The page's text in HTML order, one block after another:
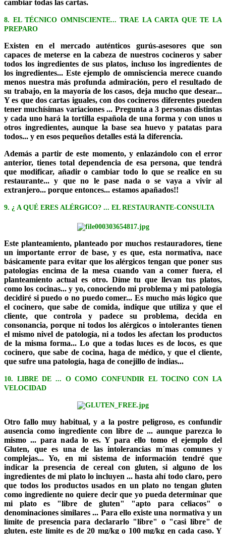
cambiar todas las cartas.
8. EL TÉCNICO OMNISCIENTE... TRAE LA CARTA QUE TE LA
PREPARO
Existen en el mercado auténticos gurús-asesores que son
capaces de meterse en la cabeza de nuestros cocineros y saber
todos los ingredientes de sus platos, incluso los ingredientes de
los ingredientes... Este ejemplo de omnisciencia merece cuando
menos nuestra más profunda admiración, pero el resultado de
su trabajo, en la mayoría de los casos, deja mucho que desear...
Y es que dos cartas iguales, con dos cocineros diferentes pueden
tener muchísimas variaciones ... Pregunta a 3 personas distintas
y cada uno hará la tortilla española de una forma y con unos u
otros ingredientes, aunque la base sea huevo y patatas para
todos... y en esos pequeños detalles está la diferencia.
Además a partir de este momento, y enlazándolo con el error
anterior, tienes total dependencia de esa persona, que tendrá
que modificar, añadir o cambiar todo lo que se realice en su
restaurante... y que no le pase nada o se vaya a vivir al
extranjero... porque entonces... estamos apañados!!
9. ¿ A QUÉ ERES ALÉRGICO? ... EL RESTAURANTE-CONSULTA
Este planteamiento, planteado por muchos restauradores, tiene
un importante error de base, y es que, esta normativa, nace
básicamente para evitar que los alérgicos tengan que poner sus
patologías encima de la mesa cuando van a comer fuera, el
planteamiento actual es otro. Díme tu que llevan tus platos,
como los cocinas... y yo, conociendo mi problema y mi patología
decidiré si puedo o no puedo comer... Es mucho más lógico que
el cocinero, que sabe de comida, indique que utiliza y que el
cliente, que controla y padece su problema, decida en
consonancia, porque ni todos los alérgicos o intolerantes tienen
el mismo nivel de patología, ni a todos les afectan los productos
de la misma forma... Lo que a todas luces es de locos, es que
cocinero, que sabe de cocina, haga de médico, y que el cliente,
que sufre una patología, haga de conejillo de indias...
10. LIBRE DE ... O COMO CONFUNDIR EL TOCINO CON LA
VELOCIDAD
Otro fallo muy habitual, y a la postre peligroso, es confundir
ausencia como ingrediente con libre de ... aunque parezca lo
mismo ... para nada lo es. Y para ello tomo el ejemplo del
Gluten, que es una de las intolerancias m´mas comunes y
complejas... Yo, en mi sistema de información tendré que
indicar la presencia de cereal con gluten, si alguno de los
ingredientes de mi plato lo incluyen ... hasta ahí todo claro, pero
que todos los productos usados en un plato no tengan gluten
como ingrediente no quiere decir que yo pueda determinar que
mi plato es "libre de gluten" "apto para celiacos" o
denominaciones similares ... Para ello existe una normativa y un
límite de presencia para declararlo "libre" o "casi libre" de
gluten, este límite es de 20 mg/kg o 100 mg/kg en cada caso. Y